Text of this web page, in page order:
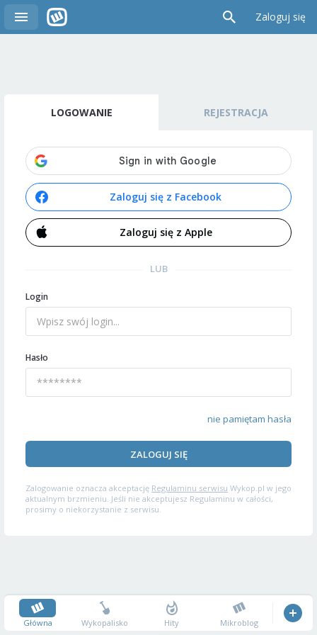
Zaloguj się
LOGOWANIE REJESTRACJA
Zaloguj się z Facebook
Zaloguj się z Apple
LUB
Login
Hasło
nie pamiętam hasła
ZALOGUJ SIĘ
Zalogowanie oznacza akceptację Regulaminu serwisu Wykop.pl w jego
aktualnym brzmieniu. Jeśli nie akceptujesz Regulaminu w całości,
prosimy o niekorzystanie z serwisu.
Główna Wykopalisko Hity Mikroblog